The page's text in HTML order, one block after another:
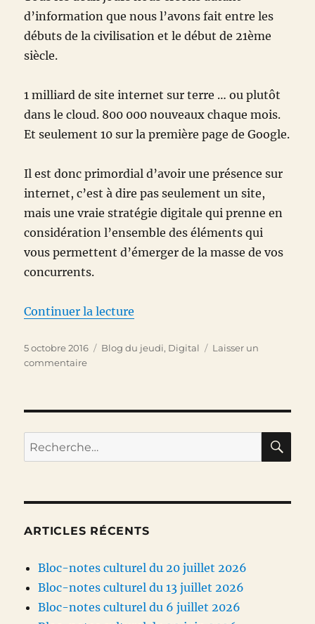
d’information que nous l’avons fait entre les
débuts de la civilisation et le début de 21ème
siècle.
1 milliard de site internet sur terre … ou plutôt
dans le cloud. 800 000 nouveaux chaque mois.
Et seulement 10 sur la première page de Google.
Il est donc primordial d’avoir une présence sur
internet, c’est à dire pas seulement un site,
mais une vraie stratégie digitale qui prenne en
considération l’ensemble des éléments qui
vous permettent d’émerger de la masse de vos
concurrents.
Continuer la lecture
Publié
le
5 octobre 2016 Catégories
Blog du jeudi, Digital
Laisser un
commentairesur
internet
…
et
et
Recherche
pour :
ARTICLES RÉCENTS
Bloc-notes culturel du 20 juillet 2026
Bloc-notes culturel du 13 juillet 2026
Bloc-notes culturel du 6 juillet 2026